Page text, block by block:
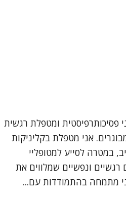
פסיכותרפיסטית ומטפלת רגשית
אני מטפלת בקליניקות
במטרה לסייע למטופליי
ונפשיים שמלווים את
מתמחה בהתמודדות עם...